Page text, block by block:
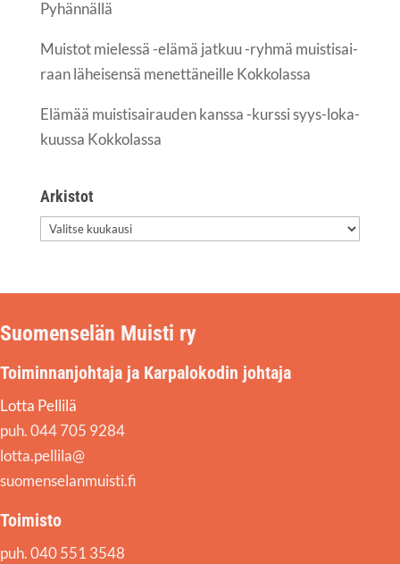
Pyhännällä
Muis­tot mie­les­sä -elä­mä jat­kuu -ryh­mä muis­ti­sai­
raan lähei­sen­sä menet­tä­neil­le Kokkolassa
Elä­mää muis­ti­sai­rau­den kans­sa -kurs­si syys-loka­
kuus­sa Kokkolassa
Arkis­tot
Arkis­
Suomenselän Muisti ry
Toiminnanjohtaja ja Karpalokodin johtaja
Lotta Pellilä
puh. 044 705 9284
lotta.pellila@
suomenselanmuisti.fi
Toimisto
puh. 040 551 3548